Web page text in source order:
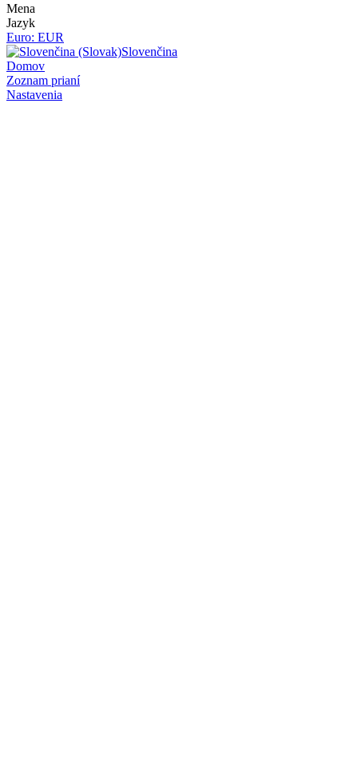
Mena
Jazyk
Euro: EUR
Slovenčina
Domov
Zoznam prianí
Nastavenia